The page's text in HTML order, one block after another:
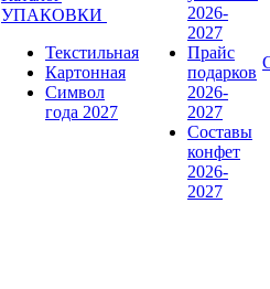
УПАКОВКИ
Текстильная
Картонная
Символ
года 2027
2026-
2027
Прайс
подарков
2026-
2027
Составы
конфет
2026-
2027